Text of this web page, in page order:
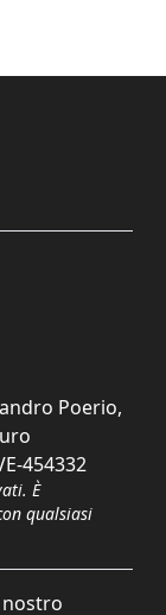
Poerio,
454332
È
qualsiasi
nostro